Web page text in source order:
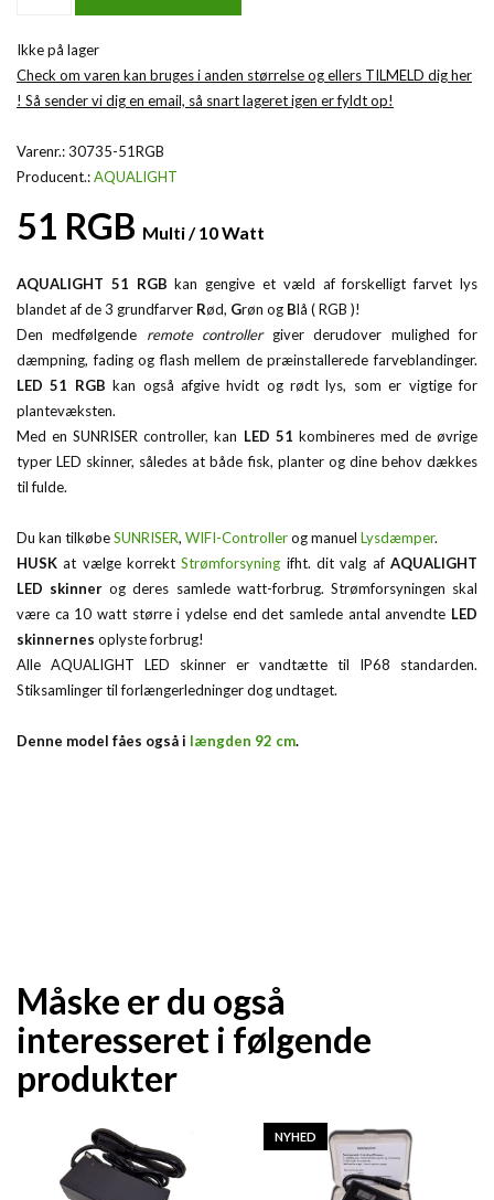
Ikke på lager
Check om varen kan bruges i anden størrelse og ellers TILMELD dig her
! Så sender vi dig en email, så snart lageret igen er fyldt op!
Varenr.:30735-51RGB
Producent.:AQUALIGHT
51 RGB Multi / 10 Watt
AQUALIGHT 51 RGBkan gengive et væld af forskelligt farvet lys
blandet af de 3 grundfarver Rød, Grøn og Blå ( RGB )!
Den medfølgende remote controllergiver derudover mulighed for
dæmpning, fading og flash mellem de præinstallerede farveblandinger.
LED 51 RGB kan også afgive hvidt og rødt lys, som er vigtige for
plantevæksten.
Med en SUNRISER controller, kan LED 51 kombineres med de øvrige
typer LED skinner, således at både fisk, planter og dine behov dækkes
til fulde.
Du kan tilkøbeSUNRISER, WIFI-Controllerog manuel Lysdæmper.
HUSK at vælge korrektStrømforsyning ifht. dit valg afAQUALIGHT
LED skinner og deres samlede watt-forbrug. Strømforsyningen skal
være ca 10 watt større i ydelse end det samlede antal anvendte LED
skinnernes oplyste forbrug!
Alle AQUALIGHT LED skinner er vandtætte til IP68 standarden.
Stiksamlinger til forlængerledninger dog undtaget.
Denne model fåes også i længden 92 cm.
Måske er du også
interesseret i følgende
produkter
NYHED